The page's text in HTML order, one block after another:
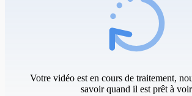
Votre vidéo est en cours de traitement,
savoir quand il est prêt à